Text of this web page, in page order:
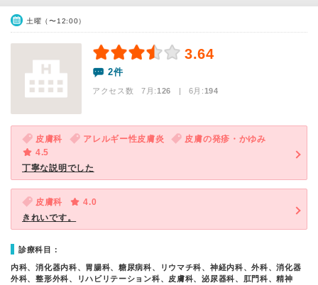
土曜（〜12:00）
3.64
2件
アクセス数 7月:126 | 6月:194
皮膚科 アレルギー性皮膚炎
皮膚の発疹・かゆみ
4.5
丁寧な説明でした
皮膚科
4.0
きれいです。
診療科目：
内科、消化器内科、胃腸科、糖尿病科、リウマチ科、神経内科、外科、消化器
外科、整形外科、リハビリテーション科、皮膚科、泌尿器科、肛門科、精神